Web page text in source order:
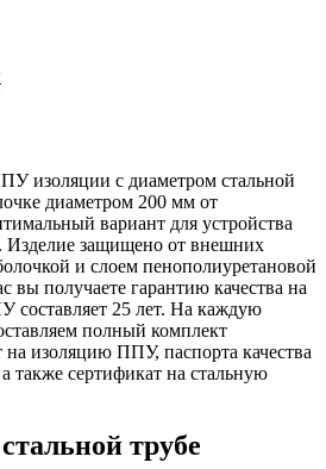
изоляции с диаметром стальной
диаметром 200 мм от
вариант для устройства
Изделие защищено от внешних
и слоем пенополиуретановой
вы получаете гарантию качества на
составляет 25 лет. На каждую
полный комплект
на изоляцию ППУ, паспорта качества
также сертификат на стальную
трубе